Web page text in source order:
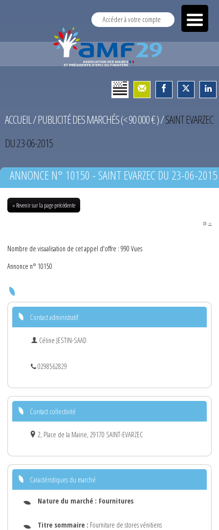
Accéder à votre compte
ACCUEIL/PUBLICITÉ DES MARCHÉS (< 90 000 € )/SAINT EVARZEC
DU 23-06-2015
ANNONCE N° 10150 - SAINT EVARZEC DU 23-06-2015
« Revenir sur la page précédente
PDF
Nombre de visualisation de cet appel d'offre : 990 Vues
Annonce n° 10150
Contact administratif
Céline JESTIN-SAAD
0298562829
Contact collectivité
2, Place de la Mairie, 29170 SAINT-EVARZEC
Caractéristiques du marché
Nature du marché : Fournitures
Titre sommaire : Fourniture de stores vénitiens